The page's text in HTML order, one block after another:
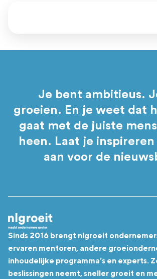
Je bent ambitieus.
groeien. En je weet dat
gaat met de juiste
heen. Laat je
aan voor de
Sinds 2016 brengt nlgroeit
ervaren mentoren, andere
inhoudelijke programma’s en experts.
beslissingen neemt, sneller groeit en